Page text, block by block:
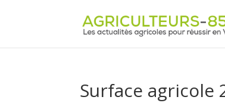
Surface agricole